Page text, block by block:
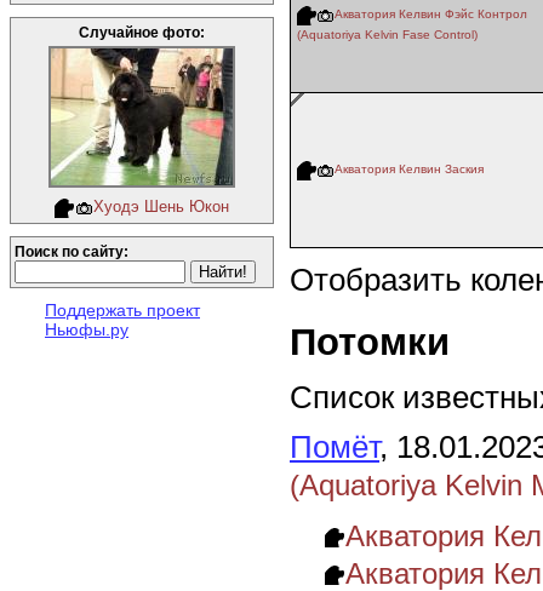
Случайное фото:
Хуодэ Шень Юкон
Поиск по сайту:
Поддержать проект
Ньюфы.ру
Акватория Келвин Фэйс Контрол
(Aquatoriya Kelvin Fase Control)
Акватория Келвин Заския
Отобразить
Потомки
Список
Помёт,
(Aquatoriya Kelvin
Акватория
Акватория